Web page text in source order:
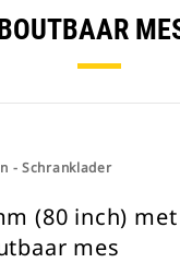
- Schranklader
(80 inch) met
mes